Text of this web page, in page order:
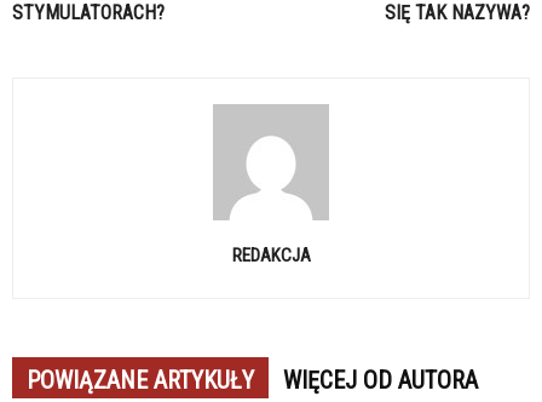
STYMULATORACH?
SIĘ TAK NAZYWA?
REDAKCJA
POWIĄZANE ARTYKUŁY WIĘCEJ OD AUTORA